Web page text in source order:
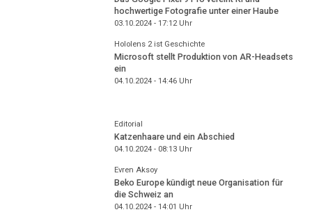
hochwertige Fotografie unter einer Haube
03.10.2024 - 17:12Uhr
Hololens 2 ist Geschichte
Microsoft stellt Produktion von AR-Headsets
ein
04.10.2024 - 14:46Uhr
Editorial
Katzenhaare und ein Abschied
04.10.2024 - 08:13Uhr
Evren Aksoy
Beko Europe kündigt neue Organisation für
die Schweiz an
04.10.2024 - 14:01 Uhr